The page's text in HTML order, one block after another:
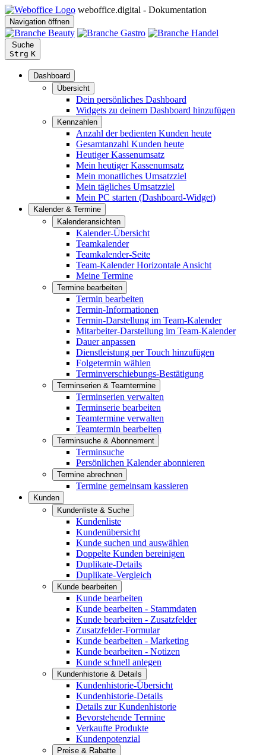
weboffice.digital - Dokumentation
Navigation öffnen
Suche
Strg K
Dashboard
Übersicht
Dein persönliches Dashboard
Widgets zu deinem Dashboard hinzufügen
Kennzahlen
Anzahl der bedienten Kunden heute
Gesamtanzahl Kunden heute
Heutiger Kassenumsatz
Mein heutiger Kassenumsatz
Mein monatliches Umsatzziel
Mein tägliches Umsatzziel
Mein PC starten (Dashboard-Widget)
Kalender & Termine
Kalenderansichten
Kalender-Übersicht
Teamkalender
Teamkalender-Seite
Team-Kalender Horizontale Ansicht
Meine Termine
Termine bearbeiten
Termin bearbeiten
Termin-Informationen
Termin-Darstellung im Team-Kalender
Mitarbeiter-Darstellung im Team-Kalender
Dauer anpassen
Dienstleistung per Touch hinzufügen
Folgetermin wählen
Terminverschiebungs-Bestätigung
Terminserien & Teamtermine
Terminserien verwalten
Terminserie bearbeiten
Teamtermine verwalten
Teamtermin bearbeiten
Terminsuche & Abonnement
Terminsuche
Persönlichen Kalender abonnieren
Termine abrechnen
Termine gemeinsam kassieren
Kunden
Kundenliste & Suche
Kundenliste
Kundenübersicht
Kunde suchen und auswählen
Doppelte Kunden bereinigen
Duplikate-Details
Duplikate-Vergleich
Kunde bearbeiten
Kunde bearbeiten
Kunde bearbeiten - Stammdaten
Kunde bearbeiten - Zusatzfelder
Zusatzfelder-Formular
Kunde bearbeiten - Marketing
Kunde bearbeiten - Notizen
Kunde schnell anlegen
Kundenhistorie & Details
Kundenhistorie-Übersicht
Kundenhistorie-Details
Details zur Kundenhistorie
Bevorstehende Termine
Verkaufte Produkte
Kundenpotenzial
Preise & Rabatte